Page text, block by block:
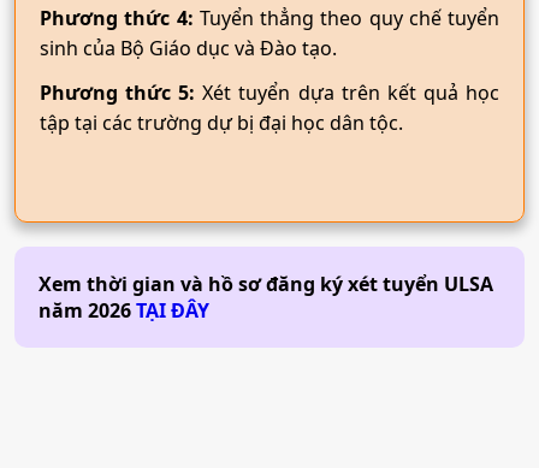
Phương thức 4: Tuyển thẳng theo quy chế tuyển
sinh của Bộ Giáo dục và Đào tạo.
Phương thức 5:Xét tuyển dựa trên kết quả học
tập tại các trường dự bị đại học dân tộc.
Xem thời gian và hồ sơ đăng ký xét tuyển ULSA
năm 2026TẠI ĐÂY